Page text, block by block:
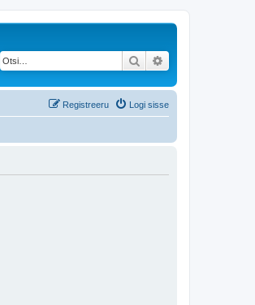
Otsi
Logi sisse
Registreeru